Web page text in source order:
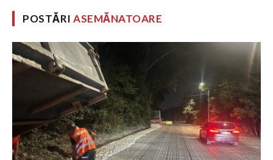
POSTĂRIASEMĂNATOARE